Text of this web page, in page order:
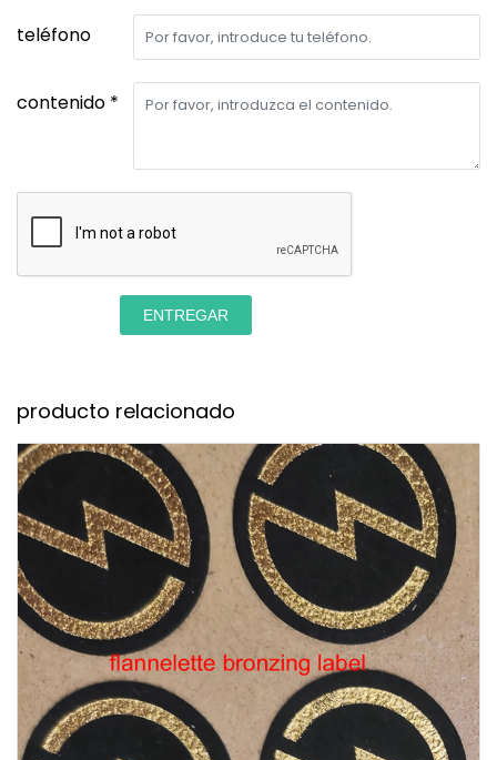
teléfono
contenido *
ENTREGAR
producto relacionado